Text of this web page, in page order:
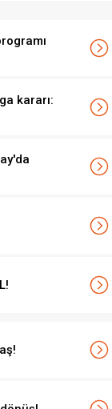
kararı: